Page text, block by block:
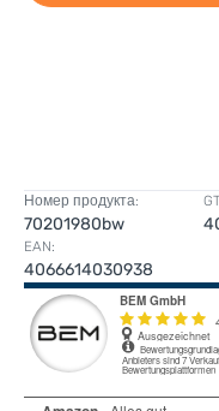
Номер продукта:
70201980bw
EAN:
4066614030938